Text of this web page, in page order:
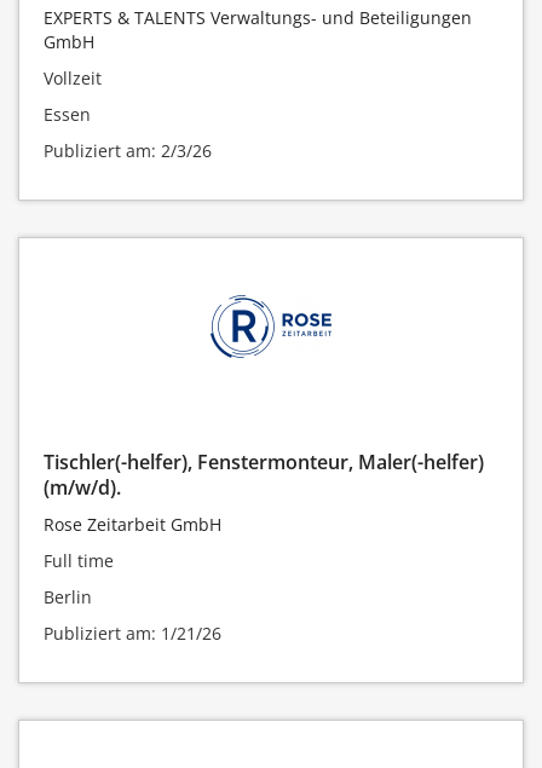
EXPERTS & TALENTS Verwaltungs- und Beteiligungen
GmbH
Vollzeit
Essen
Publiziert am: 2/3/26
Tischler(-helfer), Fenstermonteur, Maler(-helfer)
(m/w/d).
Rose Zeitarbeit GmbH
Full time
Berlin
Publiziert am: 1/21/26